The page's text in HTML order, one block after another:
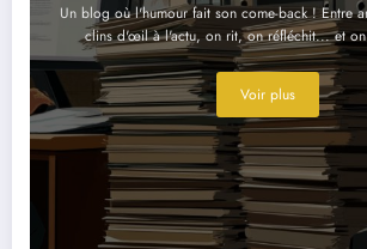
Un blog où l'humour fait son come-back ! Entre
clins d'œil à l'actu, on rit, on réfléchit... et on
Voir plus